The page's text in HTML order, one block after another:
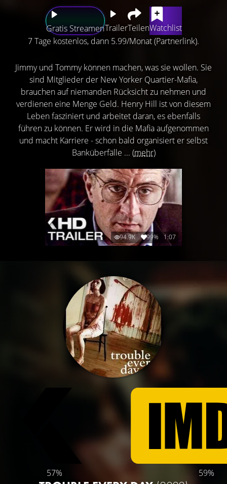
Gratis StreamenTrailerTeilenWatchlist
7 Tage kostenlos, dann 5.99/Monat (Partnerlink).
Jimmy und Tommy können machen, was sie wollen. Sie
sind Mitglieder der New Yorker Quartier-Mafia,
brauchen auf niemanden Rücksicht zu nehmen und
verdienen eine Menge Geld. Henry Hill ist von diesem
Leben fasziniert und arbeitet daran, es ebenfalls
führen zu können. Er wird in die Mafia aufgenommen
und macht Karriere - schon bald organisiert er selbst
Banküberfälle ... (mehr)
94.9K 99% 1:07
57% 59%